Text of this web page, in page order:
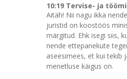
10:19 Tervise- ja
Aitäh! Nii nagu ikka
juristid on koostöös
märgitud. Ehk isegi siis,
nende ettepanekute
aseesimees, et kui tekib
menetluse käigus on.